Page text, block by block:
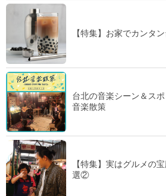
【特集】お家でカンタ
台北の音楽シーン＆ス
音楽散策
【特集】実はグルメの
選②